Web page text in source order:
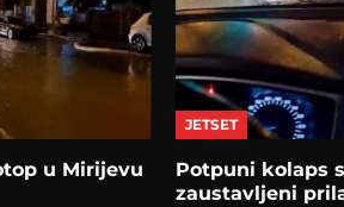
u Mirijevu
JETSET
Potpuni kolaps
zaustavljeni